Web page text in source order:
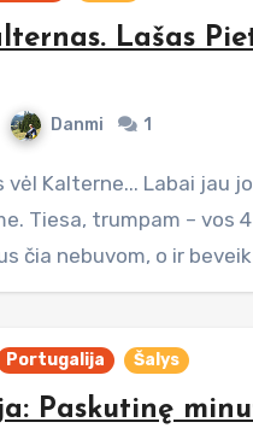
Lašas
Danmi 1
Tiesa, trumpam – vos
čia nebuvom, o ir
Portugalija Šalys
Paskutinę